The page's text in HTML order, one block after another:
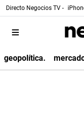
Directo Negocios TV -
geopolítica.